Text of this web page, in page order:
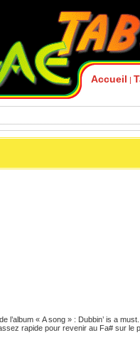
Accueil |
l’album « A song » : Dubbin’ is a
rapide pour revenir au Fa# sur